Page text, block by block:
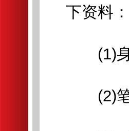
下资料：
(1)身
(2)笔